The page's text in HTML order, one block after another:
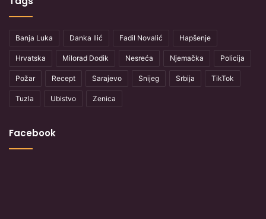
Banja Luka Danka Ilić Fadil Novalić Hapšenje
Hrvatska Milorad Dodik Nesreća Njemačka Policija
Požar Recept Sarajevo Snijeg Srbija TikTok
Tuzla Ubistvo Zenica
Facebook